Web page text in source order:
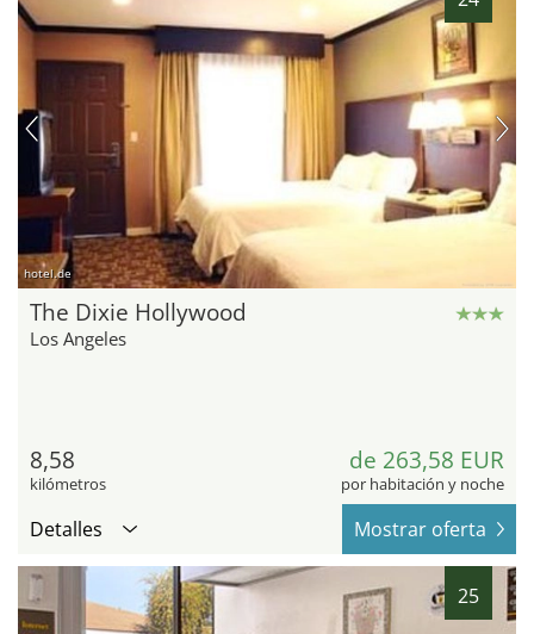
hotel.de
The Dixie Hollywood
Los Angeles
8,58
kilómetros
de 263,58 EUR
por habitación y noche
Detalles Mostrar oferta
25